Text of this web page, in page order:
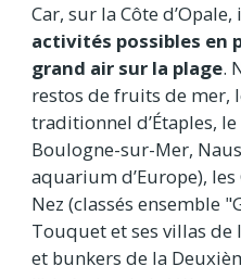
Car, sur la Côte d’Opale,
activités possibles en
grand air sur la plage.
restos de fruits de mer,
traditionnel d’Étaples,
Boulogne-sur-Mer,
aquarium d’Europe), les
Nez (classés ensemble
Touquet et ses villas de
et bunkers de la